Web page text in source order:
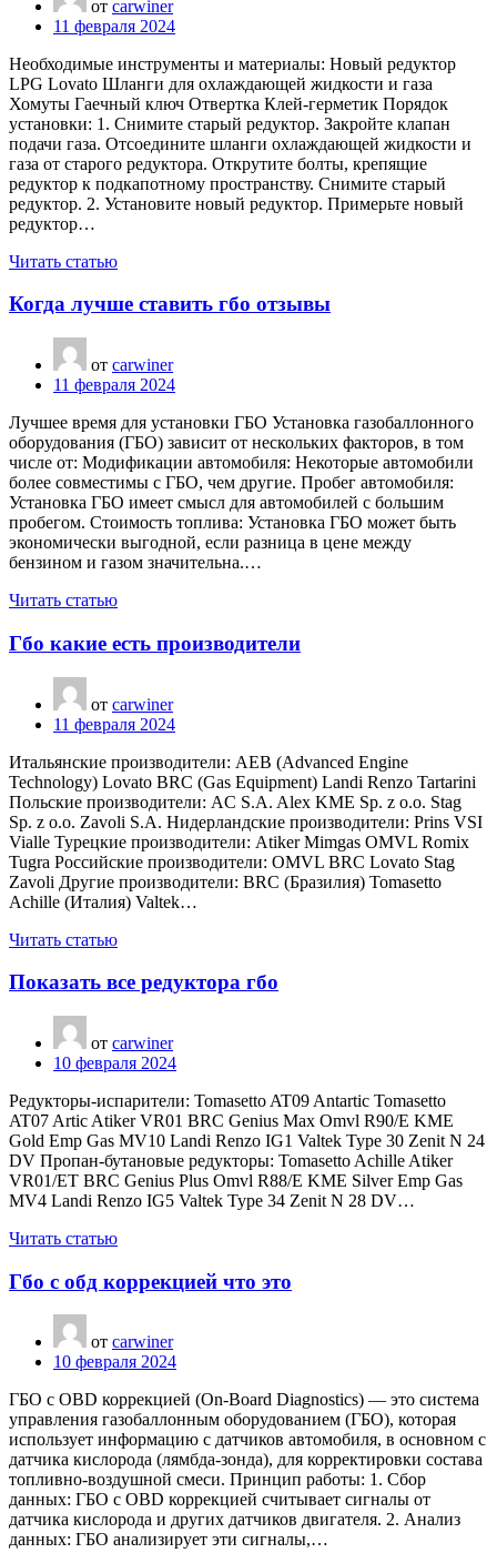
от carwiner
11 февраля 2024
Необходимые инструменты и материалы: Новый редуктор
LPG Lovato Шланги для охлаждающей жидкости и газа
Хомуты Гаечный ключ Отвертка Клей-герметик Порядок
установки: 1. Снимите старый редуктор. Закройте клапан
подачи газа. Отсоедините шланги охлаждающей жидкости и
газа от старого редуктора. Открутите болты, крепящие
редуктор к подкапотному пространству. Снимите старый
редуктор. 2. Установите новый редуктор. Примерьте новый
редуктор…
Читать статью
Когда лучше ставить гбо отзывы
от carwiner
11 февраля 2024
Лучшее время для установки ГБО Установка газобаллонного
оборудования (ГБО) зависит от нескольких факторов, в том
числе от: Модификации автомобиля: Некоторые автомобили
более совместимы с ГБО, чем другие. Пробег автомобиля:
Установка ГБО имеет смысл для автомобилей с большим
пробегом. Стоимость топлива: Установка ГБО может быть
экономически выгодной, если разница в цене между
бензином и газом значительна.…
Читать статью
Гбо какие есть производители
от carwiner
11 февраля 2024
Итальянские производители: AEB (Advanced Engine
Technology) Lovato BRC (Gas Equipment) Landi Renzo Tartarini
Польские производители: AC S.A. Alex KME Sp. z o.o. Stag
Sp. z o.o. Zavoli S.A. Нидерландские производители: Prins VSI
Vialle Турецкие производители: Atiker Mimgas OMVL Romix
Tugra Российские производители: OMVL BRC Lovato Stag
Zavoli Другие производители: BRC (Бразилия) Tomasetto
Achille (Италия) Valtek…
Читать статью
Показать все редуктора гбо
от carwiner
10 февраля 2024
Редукторы-испарители: Tomasetto AT09 Antartic Tomasetto
AT07 Artic Atiker VR01 BRC Genius Max Omvl R90/E KME
Gold Emp Gas MV10 Landi Renzo IG1 Valtek Type 30 Zenit N 24
DV Пропан-бутановые редукторы: Tomasetto Achille Atiker
VR01/ET BRC Genius Plus Omvl R88/E KME Silver Emp Gas
MV4 Landi Renzo IG5 Valtek Type 34 Zenit N 28 DV…
Читать статью
Гбо с обд коррекцией что это
от carwiner
10 февраля 2024
ГБО с OBD коррекцией (On-Board Diagnostics) — это система
управления газобаллонным оборудованием (ГБО), которая
использует информацию с датчиков автомобиля, в основном с
датчика кислорода (лямбда-зонда), для корректировки состава
топливно-воздушной смеси. Принцип работы: 1. Сбор
данных: ГБО с OBD коррекцией считывает сигналы от
датчика кислорода и других датчиков двигателя. 2. Анализ
данных: ГБО анализирует эти сигналы,…